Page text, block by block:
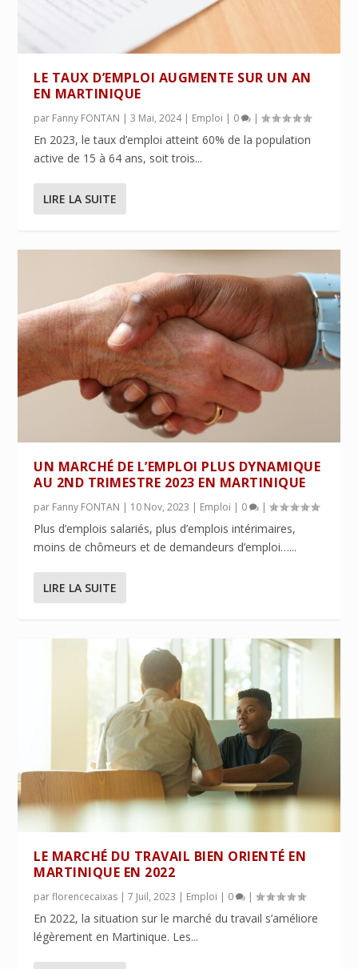
LE TAUX D’EMPLOI AUGMENTE SUR UN AN
EN MARTINIQUE
par Fanny FONTAN |3 Mai, 2024| Emploi | 0 |
En 2023, le taux d’emploi atteint 60% de la population
active de 15 à 64 ans, soit trois...
LIRE LA SUITE
UN MARCHÉ DE L’EMPLOI PLUS DYNAMIQUE
AU 2ND TRIMESTRE 2023 EN MARTINIQUE
par Fanny FONTAN | 10 Nov, 2023 | Emploi | 0 |
Plus d’emplois salariés, plus d’emplois intérimaires,
moins de chômeurs et de demandeurs d’emploi…...
LIRE LA SUITE
LE MARCHÉ DU TRAVAIL BIEN ORIENTÉ EN
MARTINIQUE EN 2022
parflorencecaixas |7 Juil, 2023 | Emploi | 0 |
En 2022, la situation sur le marché du travail s’améliore
légèrement en Martinique. Les...